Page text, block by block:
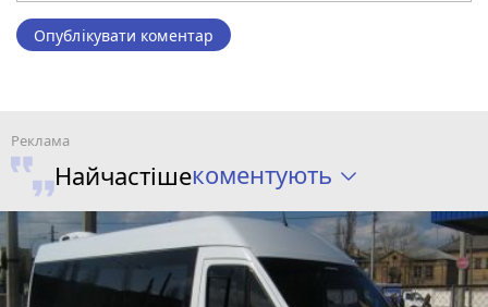
Опублікувати коментар
Найчастішекоментують